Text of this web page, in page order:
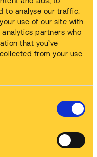
to analyse our traffic.
use of our site with
partners who
that you’ve
from your use
urządzenia
dopasowane do